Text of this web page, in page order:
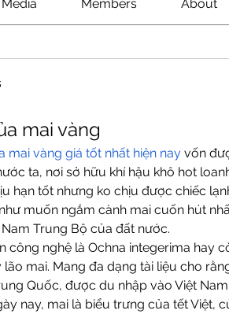
Media Members About
mai vàng
mai vàng giá tốt nhất hiện nay vốn
ta, nơi sở hữu khí hậu khô hot
hạn tốt nhưng ko chịu được chiếc
muốn ngắm cành mai cuốn hút
Trung Bộ của đất nước.
công nghệ là Ochna integerima hay
lão mai. Mang đa dạng tài liệu cho
Quốc, được du nhập vào Việt
nay, mai là biểu trưng của tết Việt,